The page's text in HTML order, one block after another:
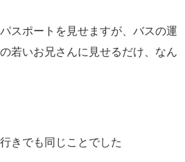
スポートを見せますが、バスの運
若いお兄さんに見せるだけ、なん
きでも同じことでした